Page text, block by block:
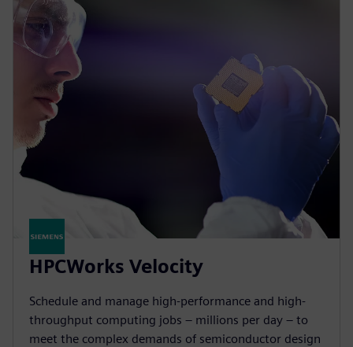
HPCWorks Velocity
Schedule and manage high-performance and high-
throughput computing jobs – millions per day – to
meet the complex demands of semiconductor design